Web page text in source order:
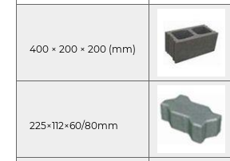
400 × 200 × 200 (mm)
225×112×60/80mm